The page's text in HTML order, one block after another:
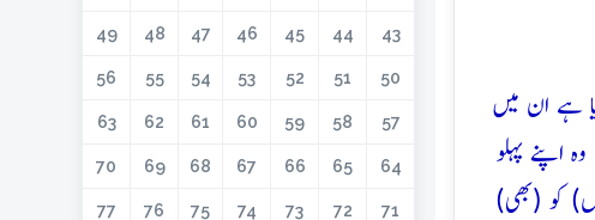
ہے ان میں
اپنے پہلو
کو (بھی)
43
44
45
46
47
48
49
50
51
52
53
54
55
56
57
58
59
60
61
62
63
64
65
66
67
68
69
70
71
72
73
74
75
76
77